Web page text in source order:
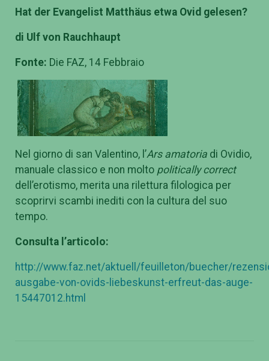
Hat der Evangelist Matthäus etwa Ovid gelesen?
di Ulf von Rauchhaupt
Fonte: Die FAZ, 14 Febbraio
Nel giorno di san Valentino, l’Ars amatoria di Ovidio,
manuale classico e non molto politically correct
dell’erotismo, merita una rilettura filologica per
scoprirvi scambi inediti con la cultura del suo
tempo.
Consulta l’articolo:
http://www.faz.net/aktuell/feuilleton/buecher/
ausgabe-von-ovids-liebeskunst-erfreut-das-auge-
15447012.html